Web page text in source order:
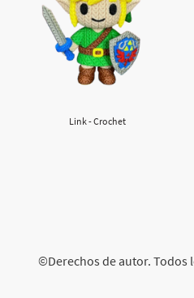
Link - Crochet
©Derechos de autor. Todos